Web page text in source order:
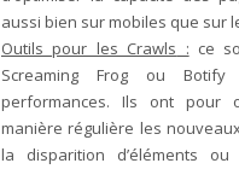
aussi bien sur mobiles que sur
Outils pour les Crawls : ce
Screaming Frog ou
performances. Ils ont pour
manière régulière les
la disparition d’éléments